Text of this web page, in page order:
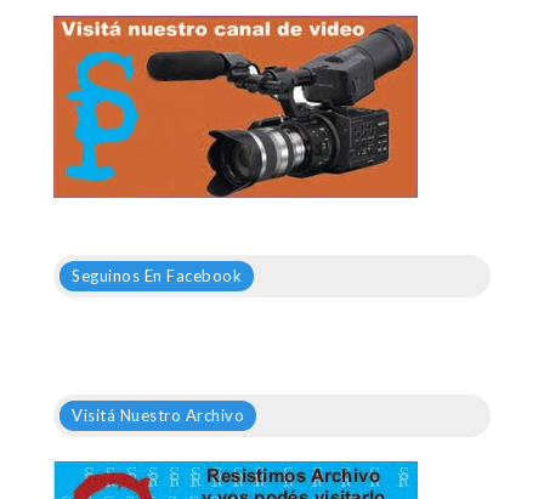
Seguinos En Facebook
Visitá Nuestro Archivo